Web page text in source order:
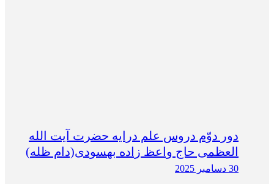
دور دوّم دروس علم درایه حضرت آیت الله
العظمی حاج واعظ زاده بهسودی(دام ظله)
30 دسامبر 2025